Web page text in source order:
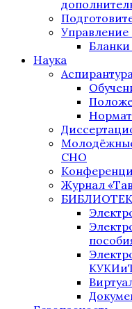
Управление
Бланки
Наука
СНО
Журнал